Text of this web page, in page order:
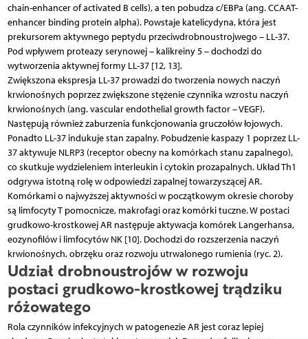
chain-enhancer of activated B cells), a ten pobudza c/EBPa (ang. CCAAT-
enhancer binding protein alpha). Powstaje katelicydyna, która jest
prekursorem aktywnego peptydu przeciwdrobnoustrojwego – LL-37.
Pod wpływem proteazy serynowej – kalikreiny 5 – dochodzi do
wytworzenia aktywnej formy LL-37 [12, 13].
Zwiększona ekspresja LL-37 prowadzi do tworzenia nowych naczyń
krwionośnych poprzez zwiększone stężenie czynnika wzrostu naczyń
krwionoś­nych (ang. vascular endothelial growth factor – VEGF).
Następują również zaburzenia funkcjonowania gruczołów łojowych.
Ponadto LL-37 indukuje stan zapalny. Pobudzenie kaspazy 1 poprzez LL-
37 aktywuje NLRP3 (receptor obecny na komórkach stanu zapalnego),
co skutkuje wydzieleniem interleukin i cytokin prozapalnych. Układ Th1
odgrywa istotną rolę w odpowiedzi zapalnej towarzyszącej AR.
Komórkami o najwyższej aktywności w początkowym okresie choroby
są limfocyty T pomocnicze, makrofagi oraz komórki tuczne. W postaci
grudkowo-krostkowej AR następuje aktywacja komórek Langerhansa,
eozynofilów i limfocytów NK [10]. Dochodzi do rozszerzenia naczyń
krwionośnych, obrzęku oraz rozwoju utrwalonego rumienia (ryc. 2).
Udział drobnoustrojów w rozwoju
postaci grudkowo-krostkowej trądziku
różowatego
Rola czynników infekcyjnych w patogenezie AR jest coraz lepiej